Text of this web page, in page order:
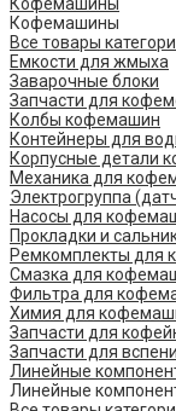
Кофемашины
Все товары
Емкости для жмыха
Заварочные блоки
Запчасти для
Колбы кофемашин
Контейнеры для
Корпусные детали
Механика для
Электрогруппа
Насосы для
Прокладки и
Ремкомплекты для
Смазка для
Фильтра для
Химия для
Запчасти для
Запчасти для
Линейные
Линейные